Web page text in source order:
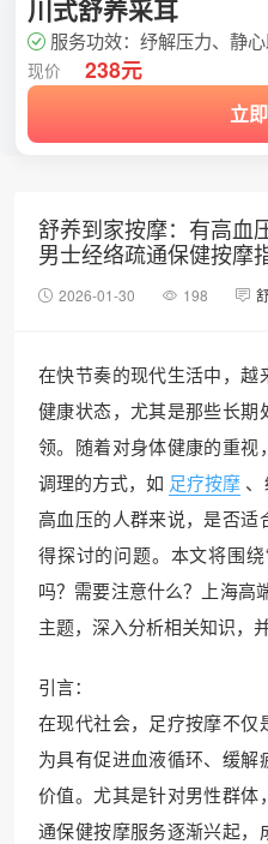
川式舒养采耳
服务功效：纾解压力、静
现价 238元
立
舒养到家按摩：有高血
男士经络疏通保健按摩
2026-01-30 198
在快节奏的现代生活中，越
健康状态，尤其是那些长期
领。随着对身体健康的重视
调理的方式，如 足疗按摩
高血压的人群来说，是否适
得探讨的问题。本文将围
吗？需要注意什么？上海高
主题，深入分析相关知识，
引言：
在现代社会，足疗按摩不仅
为具有促进血液循环、缓
价值。尤其是针对男性群
通保健按摩服务逐渐兴起